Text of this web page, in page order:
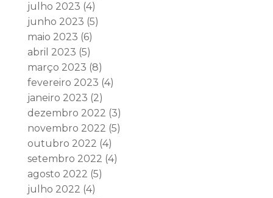
julho 2023 (4)
junho 2023 (5)
maio 2023 (6)
abril 2023 (5)
março 2023 (8)
fevereiro 2023 (4)
janeiro 2023 (2)
dezembro 2022 (3)
novembro 2022 (5)
outubro 2022 (4)
setembro 2022 (4)
agosto 2022 (5)
julho 2022 (4)